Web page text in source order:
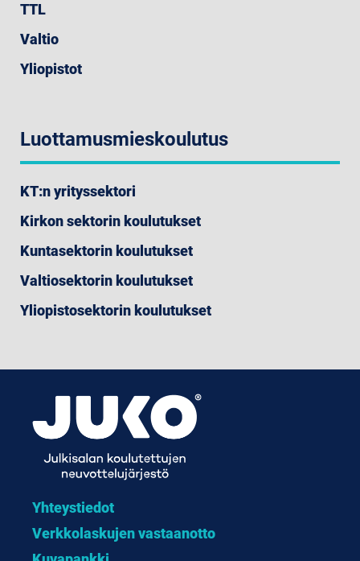
TTL
Valtio
Yliopistot
Luottamusmieskoulutus
KT:n yrityssektori
Kirkon sektorin koulutukset
Kuntasektorin koulutukset
Valtiosektorin koulutukset
Yliopistosektorin koulutukset
Yhteystiedot
Verkkolaskujen vastaanotto